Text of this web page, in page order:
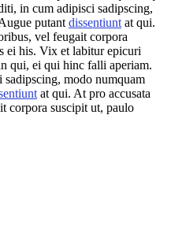
in cum adipisci sadipscing,
putantdissentiuntat qui.
vel feugait corpora
ei his. Vix et labitur epicuri
qui, ei qui hinc falli aperiam.
modo numquam
at qui. At pro accusata
corpora suscipit ut, paulo